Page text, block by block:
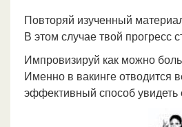
Повторяй изученный
В этом случае твой прогресс
Импровизируй как можно
Именно в вакинге отводится
эффективный способ